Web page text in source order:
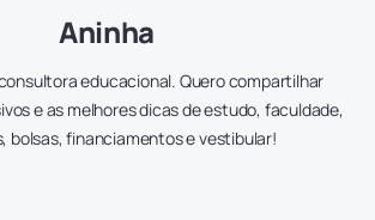
Aninha
educacional. Quero compartilhar
e as melhores dicas de estudo, faculdade,
bolsas, financiamentos e vestibular!